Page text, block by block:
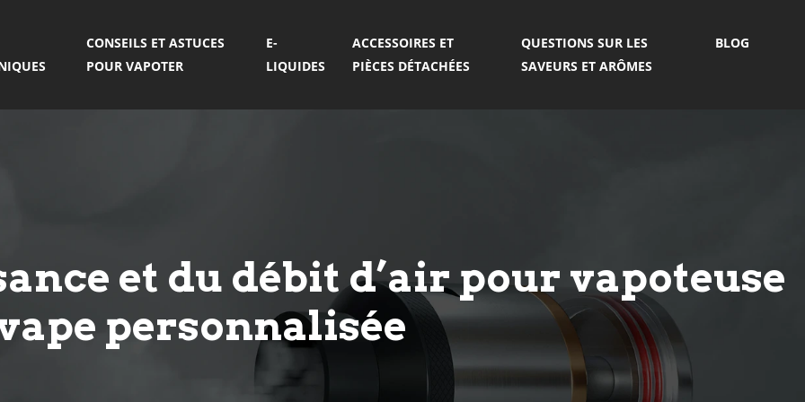
CONSEILS ET ASTUCES
POUR VAPOTER
E-
LIQUIDES
ACCESSOIRES ET
PIÈCES DÉTACHÉES
QUESTIONS SUR LES
SAVEURS ET ARÔMES
BLOG
et du débit d’air pour vapoteuse
personnalisée